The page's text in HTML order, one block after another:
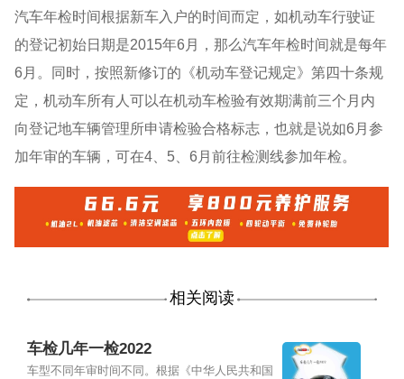
汽车年检时间根据新车入户的时间而定，如机动车行驶证
的登记初始日期是2015年6月，那么汽车年检时间就是每年
6月。同时，按照新修订的《机动车登记规定》第四十条规
定，机动车所有人可以在机动车检验有效期满前三个月内
向登记地车辆管理所申请检验合格标志，也就是说如6月参
加年审的车辆，可在4、5、6月前往检测线参加年检。
相关阅读
车检几年一检2022
车型不同年审时间不同。根据《中华人民共和国